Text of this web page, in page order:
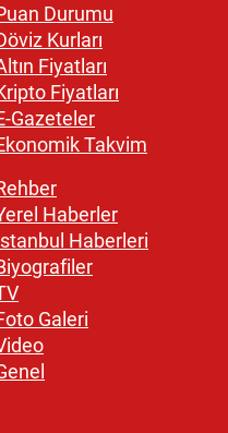
Durumu
Kurları
Fiyatları
Fiyatları
Gazeteler
Takvim
Haberler
Haberleri
Galeri